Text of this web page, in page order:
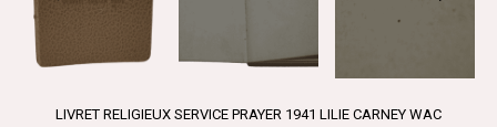
LIVRET RELIGIEUX SERVICE PRAYER 1941 LILIE CARNEY WAC